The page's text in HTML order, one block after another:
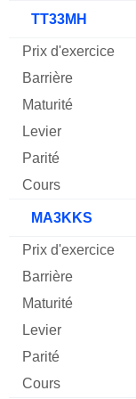
TT33MH
MA3KKS